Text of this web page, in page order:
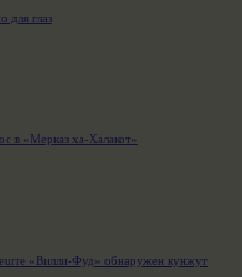
для глаз
в «Мерказ ха-Халакот»
«Вилли-Фуд» обнаружен кунжут